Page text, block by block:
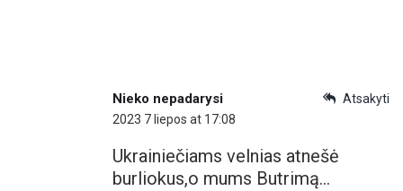
Atsakyti
Nieko nepadarysi
2023 7 liepos at 17:08
Ukrainiečiams velnias atnešė
burliokus,o mums Butrimą…